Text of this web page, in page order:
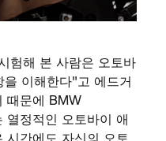
험해 본 사람은 오토바
이해한다"고 에드거
때문에 BMW
정적인 오토바이 애